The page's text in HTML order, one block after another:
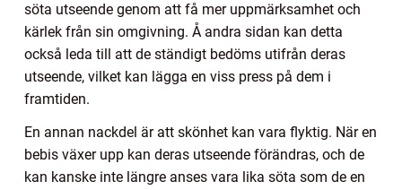
söta utseende genom att få mer uppmärksamhet och
kärlek från sin omgivning. Å andra sidan kan detta
också leda till att de ständigt bedöms utifrån deras
utseende, vilket kan lägga en viss press på dem i
framtiden.
En annan nackdel är att skönhet kan vara flyktig. När en
bebis växer upp kan deras utseende förändras, och de
kan kanske inte längre anses vara lika söta som de en